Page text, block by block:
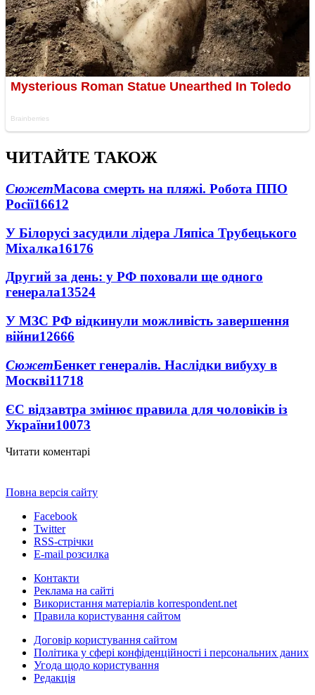
ЧИТАЙТЕ ТАКОЖ
СюжетМасова смерть на пляжі. Робота ППО
Росії16612
У Білорусі засудили лідера Ляпіса Трубецького
Міхалка16176
Другий за день: у РФ поховали ще одного
генерала13524
У МЗС РФ відкинули можливість завершення
війни12666
СюжетБенкет генералів. Наслідки вибуху в
Москві11718
ЄС відзавтра змінює правила для чоловіків із
України10073
Читати коментарі
Повна версія сайту
Facebook
Twitter
RSS-стрічки
E-mail розсилка
Контакти
Реклама на сайті
Використання матеріалів korrespondent.net
Правила користування сайтом
Договір користування сайтом
Політика у сфері конфіденційності і персональних даних
Угода щодо користування
Редакція